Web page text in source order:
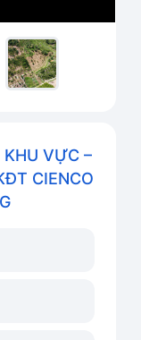
KHU VỰC –
CIENCO